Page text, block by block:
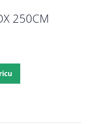
250CM